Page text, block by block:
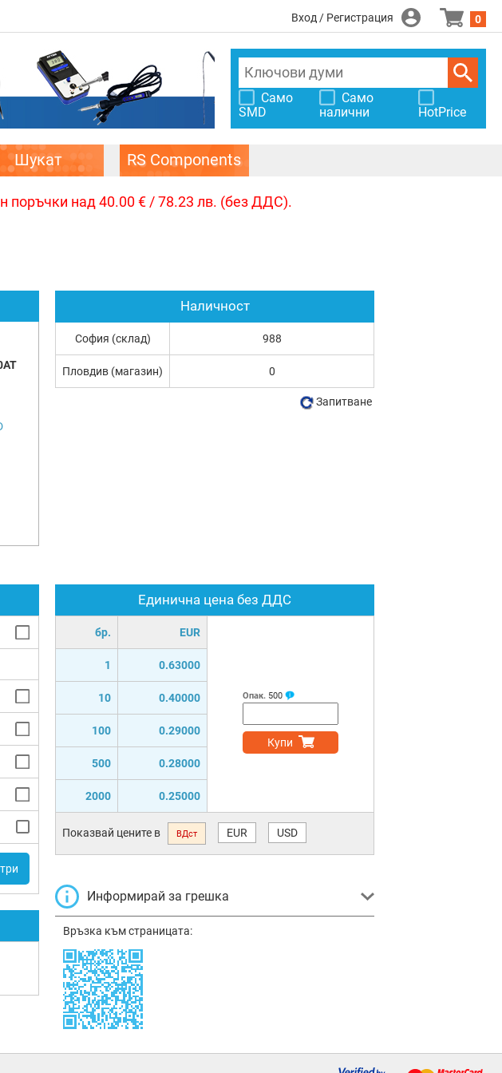
Вход / Регистрация 0
Само
SMD
Само
налични
HotPrice
Шукат RS Components
поръчки над 40.00 € / 78.23 лв. (без ДДС).
Единична цена без ДДС
бр. EUR
1 0.63000
10 0.40000
100 0.29000
500 0.28000
2000 0.25000
Опак. 500
Купи
Показвай цените в ВДст EUR USD
Информирай за грешка
Връзка към страницата:
Наличност
София (склад) 988
Пловдив (магазин) 0
Запитване